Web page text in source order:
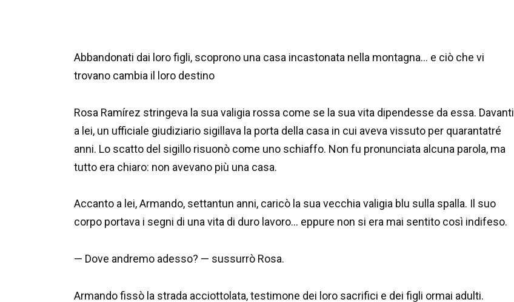
Abbandonati dai loro figli, scoprono una casa incastonata nella montagna… e ciò che vi
trovano cambia il loro destino
Rosa Ramírez stringeva la sua valigia rossa come se la sua vita dipendesse da essa. Davanti
a lei, un ufficiale giudiziario sigillava la porta della casa in cui aveva vissuto per quarantatré
anni. Lo scatto del sigillo risuonò come uno schiaffo. Non fu pronunciata alcuna parola, ma
tutto era chiaro: non avevano più una casa.
Accanto a lei, Armando, settantun anni, caricò la sua vecchia valigia blu sulla spalla. Il suo
corpo portava i segni di una vita di duro lavoro… eppure non si era mai sentito così indifeso.
— Dove andremo adesso? — sussurrò Rosa.
Armando fissò la strada acciottolata, testimone dei loro sacrifici e dei figli ormai adulti.